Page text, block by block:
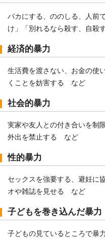
バカにする、ののしる、人前
け」「別れるなら殺す、自
経済的暴力
生活費を渡さない、お金の使
くことを妨害する など
社会的暴力
実家や友人との付き合いを制
外出を禁止する など
性的暴力
セックスを強要する、避妊に
オや雑誌を見せる など
子どもを巻き込んだ暴力
子どもの見ているところで暴